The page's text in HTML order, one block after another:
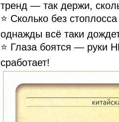
тренд — так держи,
⭐️ Сколько без
однажды всё таки
⭐️ Глаза боятся — руки
сработает!